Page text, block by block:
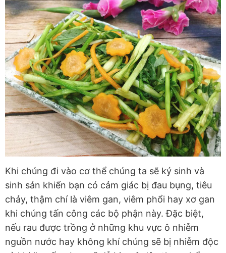
Khi chúng đi vào cơ thể chúng ta sẽ ký sinh và
sinh sản khiến bạn có cảm giác bị đau bụng, tiêu
chảy, thậm chí là viêm gan, viêm phổi hay xơ gan
khi chúng tấn công các bộ phận này. Đặc biệt,
nếu rau được trồng ở những khu vực ô nhiễm
nguồn nước hay không khí chúng sẽ bị nhiễm độc